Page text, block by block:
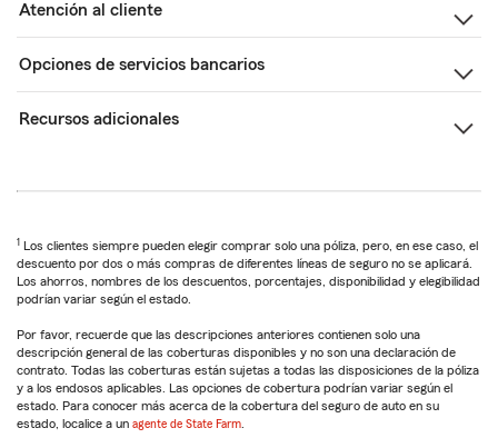
Atención al cliente
Opciones de servicios bancarios
Recursos adicionales
1 Los clientes siempre pueden elegir comprar solo una póliza, pero, en ese caso, el
descuento por dos o más compras de diferentes líneas de seguro no se aplicará.
Los ahorros, nombres de los descuentos, porcentajes, disponibilidad y elegibilidad
podrían variar según el estado.
Por favor, recuerde que las descripciones anteriores contienen solo una
descripción general de las coberturas disponibles y no son una declaración de
contrato. Todas las coberturas están sujetas a todas las disposiciones de la póliza
y a los endosos aplicables. Las opciones de cobertura podrían variar según el
estado. Para conocer más acerca de la cobertura del seguro de auto en su
estado, localice a un agente de State Farm